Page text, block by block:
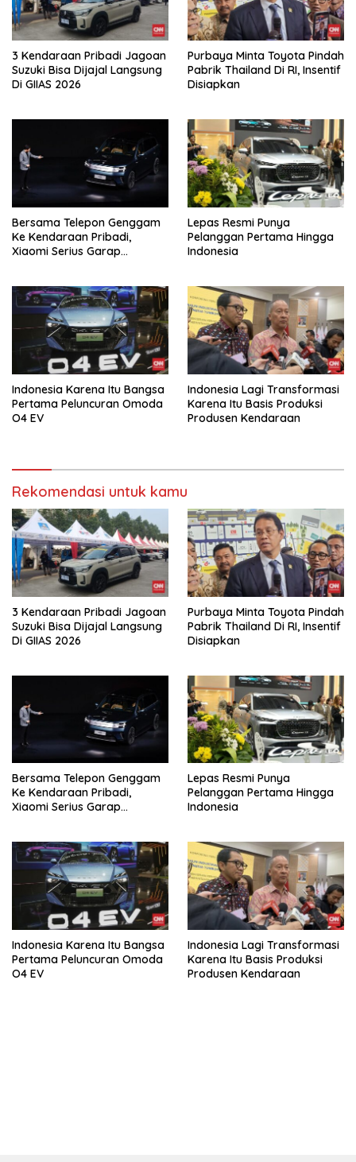
3 Kendaraan Pribadi Jagoan
Suzuki Bisa Dijajal Langsung
Di GIIAS 2026
Purbaya Minta Toyota Pindah
Pabrik Thailand Di RI, Insentif
Disiapkan
Bersama Telepon Genggam
Ke Kendaraan Pribadi,
Xiaomi Serius Garap
Lepas Resmi Punya
Pelanggan Pertama Hingga
Indonesia
Indonesia Karena Itu Bangsa
Pertama Peluncuran Omoda
O4 EV
Indonesia Lagi Transformasi
Karena Itu Basis Produksi
Produsen Kendaraan
Rekomendasi untuk kamu
3 Kendaraan Pribadi Jagoan
Suzuki Bisa Dijajal Langsung
Di GIIAS 2026
Purbaya Minta Toyota Pindah
Pabrik Thailand Di RI, Insentif
Disiapkan
Bersama Telepon Genggam
Ke Kendaraan Pribadi,
Xiaomi Serius Garap
Lepas Resmi Punya
Pelanggan Pertama Hingga
Indonesia
Indonesia Karena Itu Bangsa
Pertama Peluncuran Omoda
O4 EV
Indonesia Lagi Transformasi
Karena Itu Basis Produksi
Produsen Kendaraan